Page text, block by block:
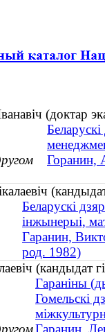
(доктар
Горанин,
Беларускі
інжынерыі,
Гаранин,
род. 1982)
Гараніны
Гомельскі